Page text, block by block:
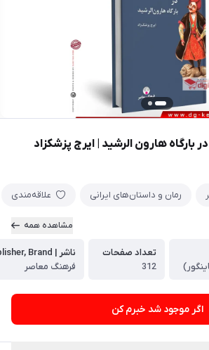
بارگاه هارون الرشید | ایرج پزشکزاد
رمان و داستان‌های ایرانی علاقه‌مندی
مشاهده همه
تعداد صفحات
312
ناشر | Publisher, Brand
فرهنگ معاصر
اگر موجود شد خبرم کن